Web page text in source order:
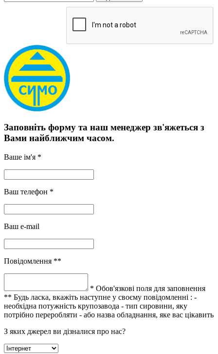
Заповніть форму та наш менеджер зв'яжеться з
Вами найближчим часом.
Ваше ім'я *
Ваш телефон *
Ваш e-mail
Повідомлення **
* Обов'язкові поля для заповнення
** Будь ласка, вкажіть наступне у своєму повідомленні : -
необхідна потужність крупозавода - тип сировини, яку
потрібно переробляти - або назва обладнання, яке вас цікавить
З яких джерел ви дізналися про нас?